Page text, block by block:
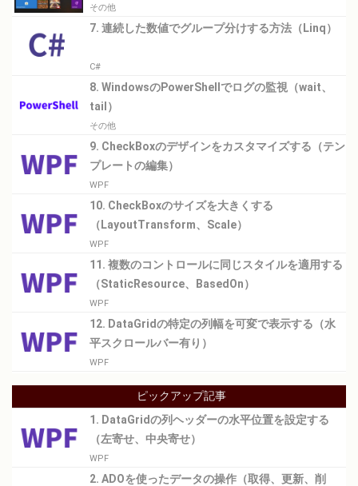
その他
7. 連続した数値でグループ分けする方法（Linq）
C#
8. WindowsのPowerShellでログの監視（wait、
tail）
その他
9. CheckBoxのデザインをカスタマイズする（テン
プレートの編集）
WPF
10. CheckBoxのサイズを大きくする
（LayoutTransform、Scale）
WPF
11. 複数のコントロールに同じスタイルを適用する
（StaticResource、BasedOn）
WPF
12. DataGridの特定の列幅を可変で表示する（水
平スクロールバー有り）
WPF
ピックアップ記事
1. DataGridの列ヘッダーの水平位置を設定する
（左寄せ、中央寄せ）
WPF
2. ADOを使ったデータの操作（取得、更新、削